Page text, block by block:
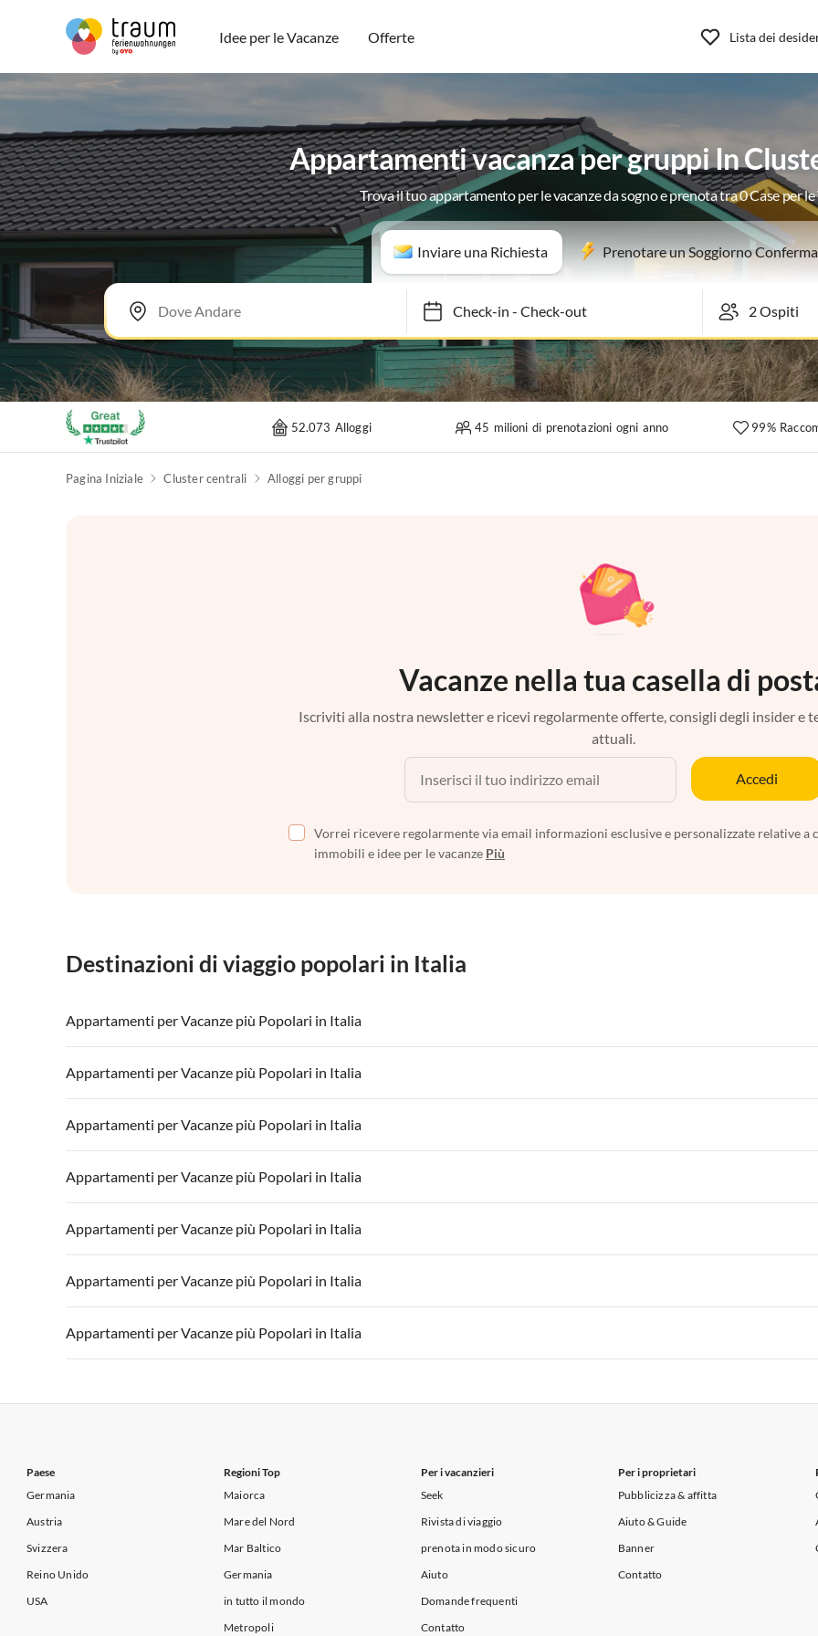
Idee per le Vacanze Offerte Lista dei
Appartamenti vacanza per gruppi In
Trova il tuo appartamento per le vacanze da sogno e prenota tra 0 Case per le
Inviare una Richiesta Prenotare un Soggiorno
Check-in- Check-out
52.073 Alloggi 45 milioni di prenotazioni ogni anno 99%
Pagina Iniziale Cluster centrali Alloggi per gruppi
Vacanze nella tua casella di
Iscriviti alla nostra newsletter e ricevi regolarmente offerte, consigli degli insider e
attuali.
Accedi
Vorrei ricevere regolarmente via email informazioni esclusive e personalizzate relative a
immobili e idee per le vacanze Più
Destinazioni di viaggio popolari in Italia
Appartamenti per Vacanze più Popolari in Italia
Appartamenti per Vacanze in Italia Appartamenti per Vacanze in Liguria
Appartamenti per Vacanze in Lago di Garda Appartamenti per Vacanze in Lago di Como
Appartamenti per Vacanze più Popolari in Italia
Appartamenti per Vacanze in Italia Appartamenti per Vacanze in Liguria
Appartamenti per Vacanze in Lago di Garda Appartamenti per Vacanze in Lago di Como
Appartamenti per Vacanze più Popolari in Italia
Appartamenti per Vacanze in Italia Appartamenti per Vacanze in Liguria
Appartamenti per Vacanze in Lago di Garda Appartamenti per Vacanze in Lago di Como
Appartamenti per Vacanze più Popolari in Italia
Appartamenti per Vacanze in Italia Appartamenti per Vacanze in Liguria
Appartamenti per Vacanze in Lago di Garda Appartamenti per Vacanze in Lago di Como
Appartamenti per Vacanze più Popolari in Italia
Appartamenti per Vacanze in Italia Appartamenti per Vacanze in Liguria
Appartamenti per Vacanze in Lago di Garda Appartamenti per Vacanze in Lago di Como
Appartamenti per Vacanze più Popolari in Italia
Appartamenti per Vacanze in Italia Appartamenti per Vacanze in Liguria
Appartamenti per Vacanze in Lago di Garda Appartamenti per Vacanze in Lago di Como
Appartamenti per Vacanze più Popolari in Italia
Paese
Germania
Austria
Svizzera
Reino Unido
USA
Regioni Top
Maiorca
Mare del Nord
Mar Baltico
Germania
in tutto il mondo
Metropoli
Per i vacanzieri
Seek
Rivista di viaggio
prenota in modo sicuro
Aiuto
Domande frequenti
Contatto
Per i proprietari
Pubblicizza & affitta
Aiuto & Guide
Banner
Contatto